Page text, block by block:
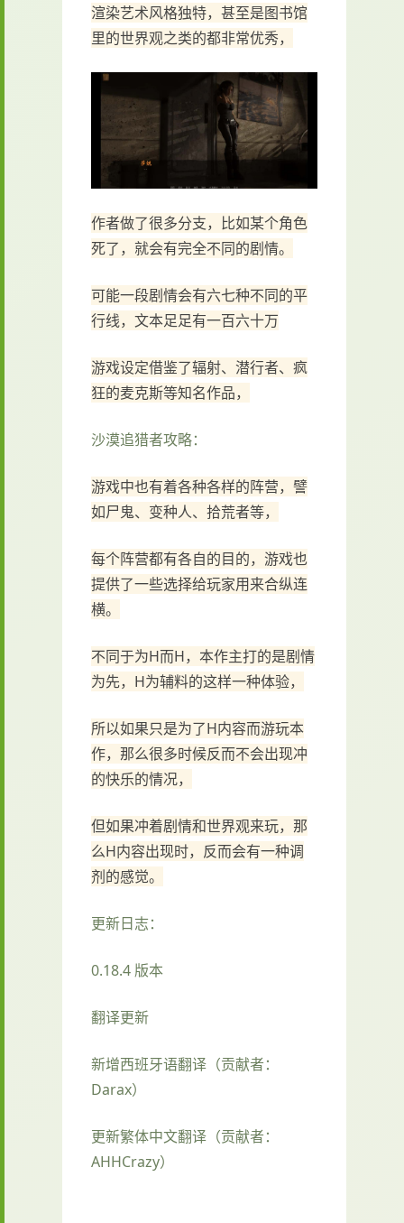
渲染艺术风格独特，甚至是图书馆
里的世界观之类的都非常优秀，
作者做了很多分支，比如某个角色
死了，就会有完全不同的剧情。
可能一段剧情会有六七种不同的平
行线，文本足足有一百六十万
游戏设定借鉴了辐射、潜行者、疯
狂的麦克斯等知名作品，
沙漠追猎者攻略：
游戏中也有着各种各样的阵营，譬
如尸鬼、变种人、拾荒者等，
每个阵营都有各自的目的，游戏也
提供了一些选择给玩家用来合纵连
横。
不同于为H而H，本作主打的是剧情
为先，H为辅料的这样一种体验，
所以如果只是为了H内容而游玩本
作，那么很多时候反而不会出现冲
的快乐的情况，
但如果冲着剧情和世界观来玩，那
么H内容出现时，反而会有一种调
剂的感觉。
更新日志：
0.18.4 版本
翻译更新
新增西班牙语翻译（贡献者：
Darax）
更新繁体中文翻译（贡献者：
AHHCrazy）